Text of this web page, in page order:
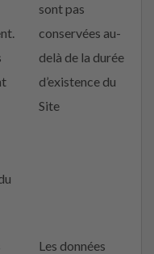
sont pas
conservées au-
delà de la durée
d’existence du
Site
Les données